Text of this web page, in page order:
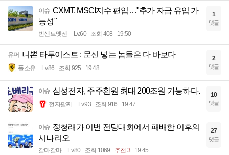
이슈 CXMT, MSCI지수 편입…"추가 자금 유입 가
능성"
빈센트멧젠 Lv.60 조회 408 19:50
1
댓글
유머 니뽄 타투이스트 : 문신 넣는 놈들은 다 바보다
풀소유 Lv.86 조회 925 19:48
2
댓글
이슈 삼성전자, 주주환원 최대 200조원 가능하다.
전자팔찌 Lv.93 조회 916 19:47
10
댓글
이슈 정청래가 이번 전당대회에서 패배한 이후의
시나리오
갈마갈마 Lv.80 조회 1069 추천 3 19:45
27
댓글